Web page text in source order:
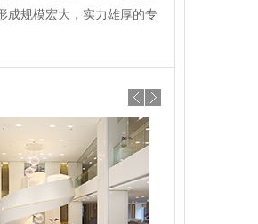
成规模宏大，实力雄厚的专